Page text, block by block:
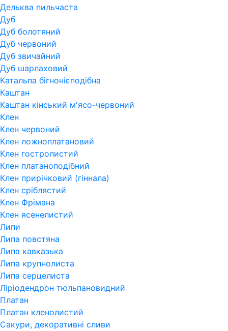
Дельква пильчаста
Дуб
Дуб болотяний
Дуб червоний
Дуб звичайний
Дуб шарлаховий
Катальпа бігнонієподібна
Каштан
Каштан кінський м'ясо-червоний
Клен
Клен червоний
Клен ложноплатановий
Клен гостролистий
Клен платаноподібний
Клен прирічковий (гіннала)
Клен сріблястий
Клен Фрімана
Клен ясенелистий
Липи
Липа повстяна
Липа кавказька
Липа крупнолиста
Липа серцелиста
Ліріодендрон тюльпановидний
Платан
Платан кленолистий
Сакури, декоративні сливи